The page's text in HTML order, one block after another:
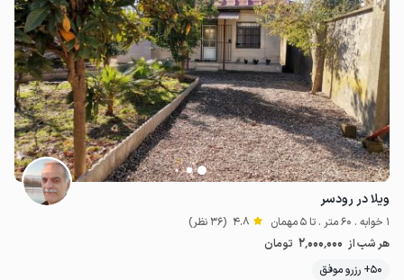
ویلا در رودسر
1 خوابه . 60 متر . تا 5 مهمان 4.8 (36 نظر)
هر شب از 2٬000٬000 تومان
50+ رزرو موفق